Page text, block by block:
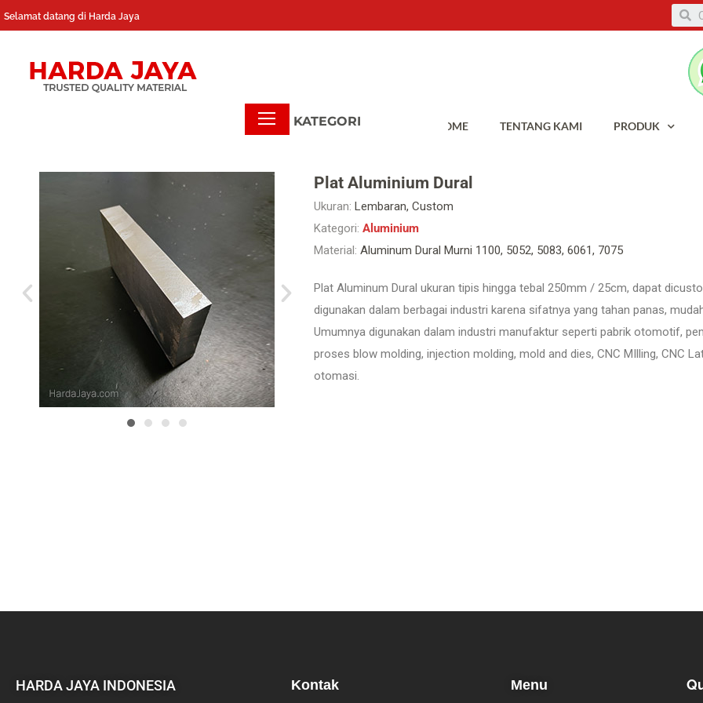
Selamat datang di Harda Jaya
HOME TENTANG KAMI PRODUK
Plat Aluminium Dural
Ukuran: Lembaran, Custom
Kategori: Aluminium
Material: Aluminum Dural Murni 1100, 5052, 5083, 6061, 7075
Plat Aluminum Dural ukuran tipis hingga tebal 250mm / 25cm, dapat
digunakan dalam berbagai industri karena sifatnya yang tahan panas,
Umumnya digunakan dalam industri manufaktur seperti pabrik otomotif,
proses blow molding, injection molding, mold and dies, CNC MIlling, CNC
otomasi.
HARDA JAYA INDONESIA Kontak Menu